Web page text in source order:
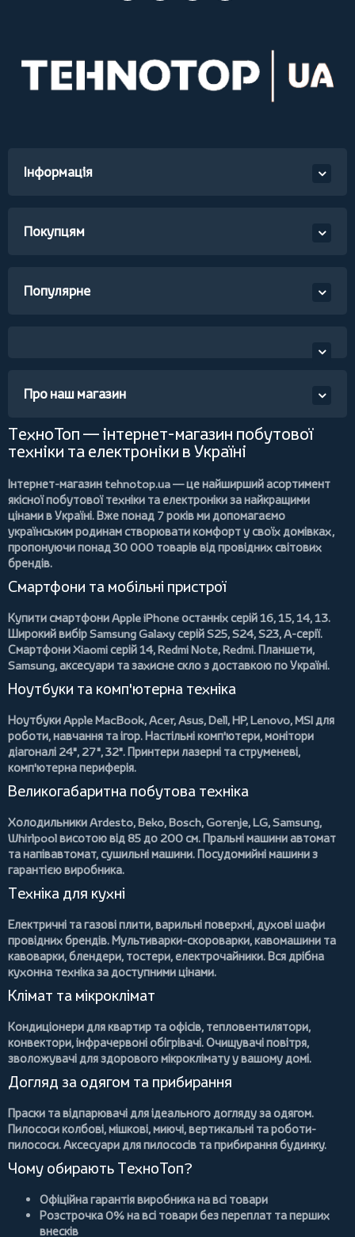
Інформація
Покупцям
Популярне
Про наш магазин
ТехноТоп — інтернет-магазин побутової
техніки та електроніки в Україні
Інтернет-магазин tehnotop.ua— це найширший асортимент
якісної побутової техніки та електроніки за найкращими
цінами в Україні. Вже понад 7 років ми допомагаємо
українським родинам створювати комфорт у своїх домівках,
пропонуючи понад30 000 товаріввід провідних світових
брендів.
Смартфони та мобільні пристрої
Купитисмартфони Apple iPhoneостанніх серій 16, 15, 14, 13.
Широкий вибірSamsung Galaxyсерій S25, S24, S23, A-серії.
Смартфони Xiaomiсерій 14, Redmi Note, Redmi. Планшети,
Samsung, аксесуари тазахисне склоз доставкою по Україні.
Ноутбуки та комп'ютерна техніка
Ноутбуки Apple MacBook,Acer,Asus,Dell,HP,Lenovo,MSIдля
роботи, навчання та ігор. Настільні комп'ютери,монітори
діагоналі 24", 27", 32". Принтерилазерні та струменеві,
комп'ютерна периферія.
Великогабаритна побутова техніка
ХолодильникиArdesto,Beko,Bosch,Gorenje,LG,Samsung,
Whirlpoolвисотою від 85 до 200 см. Пральні машиниавтомат
та напівавтомат,сушильні машини. Посудомийні машиниз
гарантією виробника.
Техніка для кухні
Електричні та газові плити, варильні поверхні, духові шафи
провідних брендів. Мультиварки-скороварки,кавомашини та
кавоварки,блендери, тостери,електрочайники. Вся дрібна
кухонна техніка за доступними цінами.
Клімат та мікроклімат
Кондиціонеридля квартир та офісів, тепловентилятори,
конвектори,інфрачервоні обігрівачі.Очищувачі повітря,
зволожувачі для здорового мікроклімату у вашому домі.
Догляд за одягом та прибирання
Праски та відпарювачідля ідеального догляду за одягом.
Пилососиколбові,мішкові,миючі,вертикальні тароботи-
пилососи. Аксесуари для пилососів та прибирання будинку.
Чому обирають ТехноТоп?
Офіційна гарантія виробникана всі товари
Розстрочка 0%на всі товари без переплат та перших
внесків